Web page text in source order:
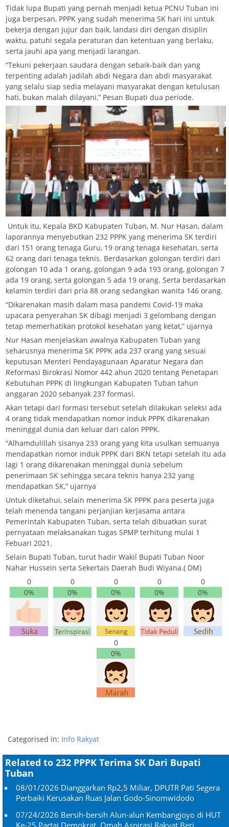
Tidak lupa Bupati yang pernah menjadi ketua PCNU Tuban ini
juga berpesan, PPPK yang sudah menerima SK hari ini untuk
bekerja dengan jujur dan baik, landasi diri dengan disiplin
waktu, patuhi segala peraturan dan ketentuan yang berlaku,
serta jauhi apa yang menjadi larangan.
“Tekuni pekerjaan saudara dengan sebaik-baik dan yang
terpenting adalah jadilah abdi Negara dan abdi masyarakat
yang selalu siap sedia melayani masyarakat dengan ketulusan
hati, bukan malah dilayani,” Pesan Bupati dua periode.
Untuk itu, Kepala BKD Kabupaten Tuban, M. Nur Hasan, dalam
laporannya menyebutkan 232 PPPK yang menerima SK terdiri
dari 151 orang tenaga Guru, 19 orang tenaga kesehatan, serta
62 orang dari tenaga teknis. Berdasarkan golongan terdiri dari
golongan 10 ada 1 orang, golongan 9 ada 193 orang, golongan 7
ada 19 orang, serta golongan 5 ada 19 orang. Serta berdasarkan
kelamin terdiri dari pria 88 orang sedangkan wanita 146 orang.
“Dikarenakan masih dalam masa pandemi Covid-19 maka
upacara penyerahan SK dibagi menjadi 3 gelombang dengan
tetap memerhatikan protokol kesehatan yang ketat,” ujarnya
Nur Hasan menjelaskan awalnya Kabupaten Tuban yang
seharusnya menerima SK PPPK ada 237 orang yang sesuai
keputusan Menteri Pendayagunaan Aparatur Negara dan
Reformasi Birokrasi Nomor 442 ahun 2020 tentang Penetapan
Kebutuhan PPPK di lingkungan Kabupaten Tuban tahun
anggaran 2020 sebanyak 237 formasi.
Akan tetapi dari formasi tersebut setelah dilakukan seleksi ada
4 orang tidak mendapatkan nomor induk PPPK dikarenakan
meninggal dunia dan keluar dari calon PPPK.
“Alhamdulillah sisanya 233 orang yang kita usulkan semuanya
mendapatkan nomor induk PPPK dari BKN tetapi setelah itu ada
lagi 1 orang dikarenakan meninggal dunia sebelum
penerimaan SK sehingga secara teknis hanya 232 yang
mendapatkan SK,” ujarnya
Untuk diketahui, selain menerima SK PPPK para peserta juga
telah menenda tangani perjanjian kerjasama antara
Pemerintah Kabupaten Tuban, serta telah dibuatkan surat
pernyataan melaksanakan tugas SPMP terhitung mulai 1
Febuari 2021.
Selain Bupati Tuban, turut hadir Wakil Bupati Tuban Noor
Nahar Hussein serta Sekertais Daerah Budi Wiyana.( DM)
0
0%
0
0%
0
0%
0
0%
0
0%
0
0%
Categorised in: Info Rakyat
Related to 232 PPPK Terima SK Dari Bupati
Tuban
08/01/2026 Dianggarkan Rp2,5 Miliar, DPUTR Pati Segera
Perbaiki Kerusakan Ruas Jalan Godo-Sinomwidodo
07/24/2026 Bersih-bersih Alun-alun Kembangjoyo di HUT